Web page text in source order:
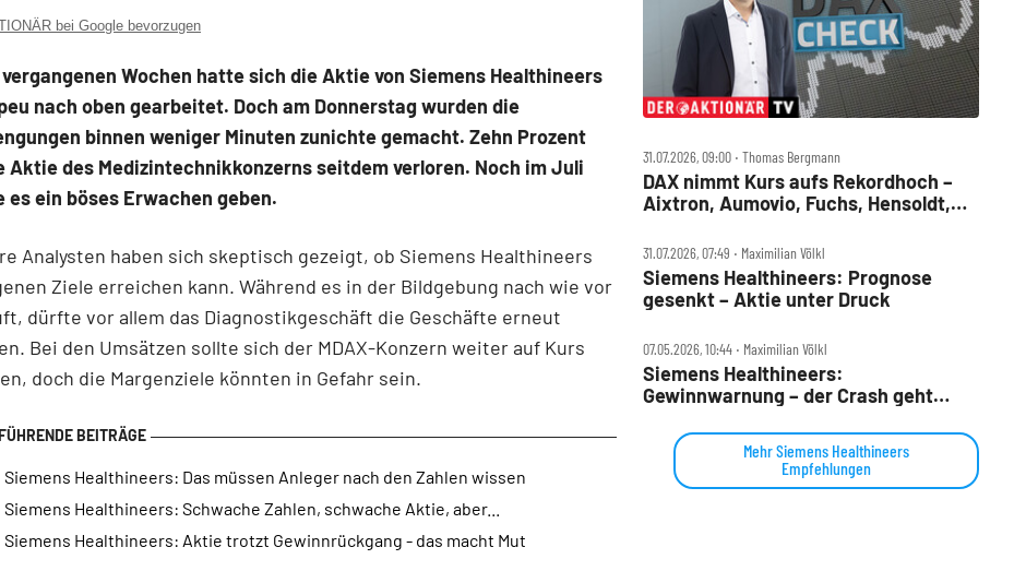
bei Google bevorzugen
vergangenen Wochen hatte sich die Aktie von Siemens Healthineers
nach oben gearbeitet. Doch am Donnerstag wurden die
binnen weniger Minuten zunichte gemacht. Zehn Prozent
Aktie des Medizintechnikkonzerns seitdem verloren. Noch im Juli
es ein böses Erwachen geben.
Analysten haben sich skeptisch gezeigt, ob Siemens Healthineers
Ziele erreichen kann. Während es in der Bildgebung nach wie vor
dürfte vor allem das Diagnostikgeschäft die Geschäfte erneut
Bei den Umsätzen sollte sich der MDAX-Konzern weiter auf Kurs
doch die Margenziele könnten in Gefahr sein.
Siemens Healthineers: Das müssen Anleger nach den Zahlen wissen
Siemens Healthineers: Schwache Zahlen, schwache Aktie, aber...
Siemens Healthineers: Aktie trotzt Gewinnrückgang - das macht Mut
31.07.2026, 09:00 ‧ Thomas Bergmann
DAX nimmt Kurs aufs Rekordhoch –
Aixtron, Aumovio, Fuchs, Hensoldt,
im Check
31.07.2026, 07:49 ‧ Maximilian Völkl
Siemens Healthineers: Prognose
gesenkt – Aktie unter Druck
07.05.2026, 10:44 ‧ Maximilian Völkl
Siemens Healthineers:
Gewinnwarnung – der Crash geht
Mehr Siemens Healthineers
Empfehlungen